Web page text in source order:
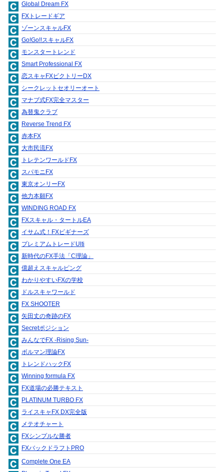
Global Dream FX
FXトレードギア
ゾーンスキャルFX
Go!Go!!スキャルFX
モンスタートレンド
Smart Professional FX
恋スキャFXビクトリーDX
シークレットセオリーオート
マナブ式FX完全マスター
為替鬼クラブ
Reverse Trend FX
赤本FX
大市民流FX
トレテンワールドFX
スパモニFX
東京オンリーFX
他力本願FX
WINDING ROAD FX
FXスキャル・タートルEA
イサム式！FXビギナーズ
プレミアムトレードUlti
新時代のFX手法「C理論」
億超えスキャルピング
わかりやすいFXの学校
ドルスキャワールド
FX SHOOTER
矢田丈の奇跡のFX
Secretポジション
みんなでFX -Rising Sun-
ボルマン理論FX
トレンドハックFX
Winning formula FX
FX道場の必勝テキスト
PLATINUM TURBO FX
ライスキャFX DX完全版
メテオチャート
FXシンプルな勝者
FXバックドラフトPRO
Complete One EA